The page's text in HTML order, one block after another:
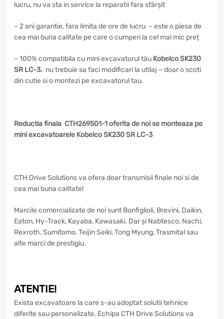
lucru, nu va sta in service la reparatii fara sfârșit
– 2 ani garantie, fara limita de ore de lucru – este o piesa de
cea mai buna calitate pe care o cumperi la cel mai mic preț
– 100% compatibila cu mini excavatorul tău Kobelco SK230
SR LC-3. nu trebuie sa faci modificari la utilaj – doar o scoti
din cutie si o montezi pe excavatorul tau.
Reductia finala CTH269501-1 oferita de noi se monteaza pe
mini excavatoarele Kobelco SK230 SR LC-3
CTH Drive Solutions va ofera doar transmisii finale noi si de
cea mai buna calitate!
Marcile comercializate de noi sunt Bonfiglioli, Brevini, Daikin,
Eaton, Hy-Track, Kayaba, Kawasaki. Dar și Nabtesco, Nachi,
Rexroth, Sumitomo, Teijin Seiki, Tong Myung, Trasmital sau
alte marci de prestigiu.
ATENTIE!
Exista excavatoare la care s-au adoptat solutii tehnice
diferite sau personalizate. Echipa CTH Drive Solutions va